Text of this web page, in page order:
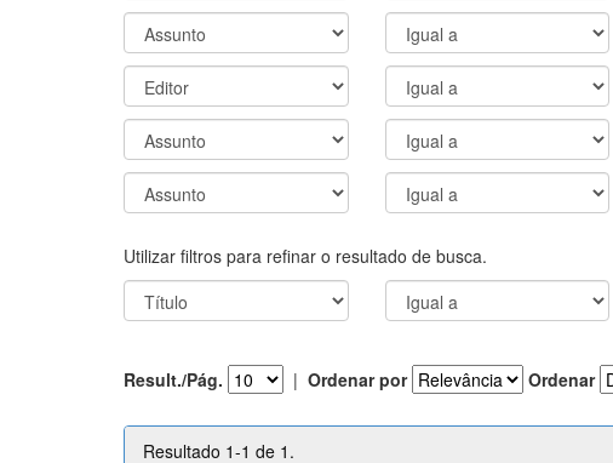
Utilizar filtros para refinar o resultado de busca.
Result./Pág. | Ordenar por Ordenar
Resultado 1-1 de 1.